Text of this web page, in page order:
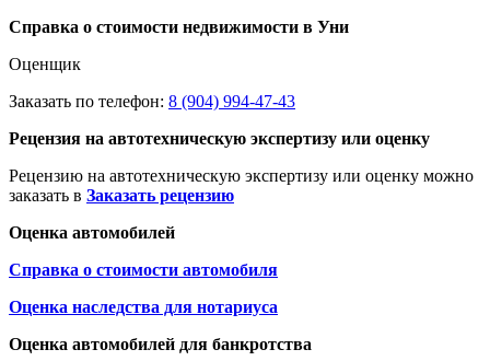
Справка о стоимости недвижимости в Уни
Оценщик
Заказать по телефон: 8 (904) 994-47-43
Рецензия на автотехническую экспертизу или оценку
Рецензию на автотехническую экспертизу или оценку можно
заказать в Заказать рецензию
Оценка автомобилей
Справка о стоимости автомобиля
Оценка наследства для нотариуса
Оценка автомобилей для банкротства